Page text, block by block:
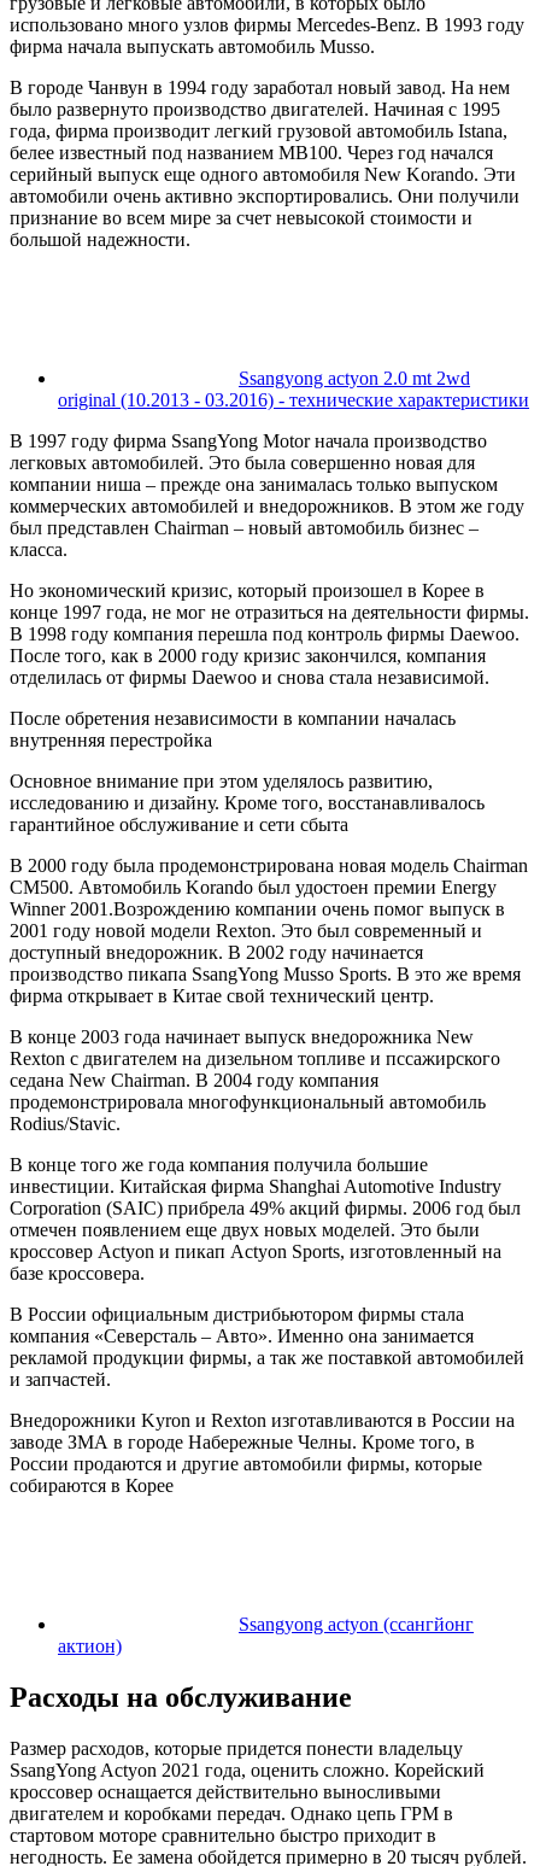
использовано много узлов фирмы Mercedes-Benz. В 1993 году
фирма начала выпускать автомобиль Musso.
В городе Чанвун в 1994 году заработал новый завод. На нем
было развернуто производство двигателей. Начиная с 1995
года, фирма производит легкий грузовой автомобиль Istana,
белее известный под названием MB100. Через год начался
серийный выпуск еще одного автомобиля New Korando. Эти
автомобили очень активно экспортировались. Они получили
признание во всем мире за счет невысокой стоимости и
большой надежности.
Ssangyong actyon 2.0 mt 2wd
original (10.2013 - 03.2016) - технические характеристики
В 1997 году фирма SsangYong Motor начала производство
легковых автомобилей. Это была совершенно новая для
компании ниша – прежде она занималась только выпуском
коммерческих автомобилей и внедорожников. В этом же году
был представлен Chairman – новый автомобиль бизнес –
класса.
Но экономический кризис, который произошел в Корее в
конце 1997 года, не мог не отразиться на деятельности фирмы.
В 1998 году компания перешла под контроль фирмы Daewoo.
После того, как в 2000 году кризис закончился, компания
отделилась от фирмы Daewoo и снова стала независимой.
После обретения независимости в компании началась
внутренняя перестройка
Основное внимание при этом уделялось развитию,
исследованию и дизайну. Кроме того, восстанавливалось
гарантийное обслуживание и сети сбыта
В 2000 году была продемонстрирована новая модель Chairman
CM500. Автомобиль Korando был удостоен премии Energy
Winner 2001.Возрождению компании очень помог выпуск в
2001 году новой модели Rexton. Это был современный и
доступный внедорожник. В 2002 году начинается
производство пикапа SsangYong Musso Sports. В это же время
фирма открывает в Китае свой технический центр.
В конце 2003 года начинает выпуск внедорожника New
Rexton с двигателем на дизельном топливе и пссажирского
седана New Chairman. В 2004 году компания
продемонстрировала многофункциональный автомобиль
Rodius/Stavic.
В конце того же года компания получила большие
инвестиции. Китайская фирма Shanghai Automotive Industry
Corporation (SAIC) прибрела 49% акций фирмы. 2006 год был
отмечен появлением еще двух новых моделей. Это были
кроссовер Actyon и пикап Actyon Sports, изготовленный на
базе кроссовера.
В России официальным дистрибьютором фирмы стала
компания «Северсталь – Авто». Именно она занимается
рекламой продукции фирмы, а так же поставкой автомобилей
и запчастей.
Внедорожники Kyron и Rexton изготавливаются в России на
заводе ЗМА в городе Набережные Челны. Кроме того, в
России продаются и другие автомобили фирмы, которые
собираются в Корее
Ssangyong actyon (ссангйонг
актион)
Расходы на обслуживание
Размер расходов, которые придется понести владельцу
SsangYong Actyon 2021 года, оценить сложно. Корейский
кроссовер оснащается действительно выносливыми
двигателем и коробками передач. Однако цепь ГРМ в
стартовом моторе сравнительно быстро приходит в
негодность. Ее замена обойдется примерно в 20 тысяч рублей.